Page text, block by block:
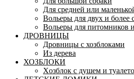
Для средней или
Вольеры для двух и более
Вольеры для питомников
ДРОВНИЦЫ
Дровницы с хозблоками
Из дерева
ХОЗБЛОКИ
Xозблок с душем и